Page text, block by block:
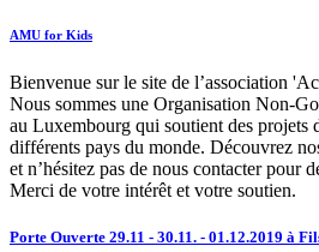
AMU for Kids
Bienvenue sur le site de l’association
Nous sommes une Organisation Non-
au Luxembourg qui soutient des projets
différents pays du monde. Découvrez
et n’hésitez pas de nous contacter pour
Merci de votre intérêt et votre soutien.
Porte Ouverte 29.11 - 30.11. - 01.12.2019 à